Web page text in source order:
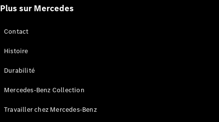
Plus sur Mercedes
Contact
Histoire
Durabilité
Mercedes-Benz Collection
Travailler chez Mercedes-Benz